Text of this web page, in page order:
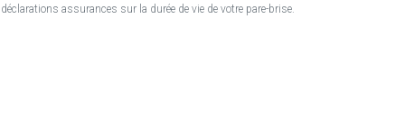
déclarations assurances sur la durée de vie de votre pare-brise.